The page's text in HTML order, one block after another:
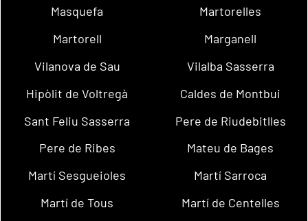
Masquefa
Martorelles
Martorell
Marganell
Vilanova de Sau
Vilalba Sasserra
Hipòlit de Voltregà
Caldes de Montbui
Sant Feliu Sasserra
Pere de Riudebitlles
Pere de Ribes
Mateu de Bages
Martí Sesgueioles
Martí Sarroca
Martí de Tous
Martí de Centelles